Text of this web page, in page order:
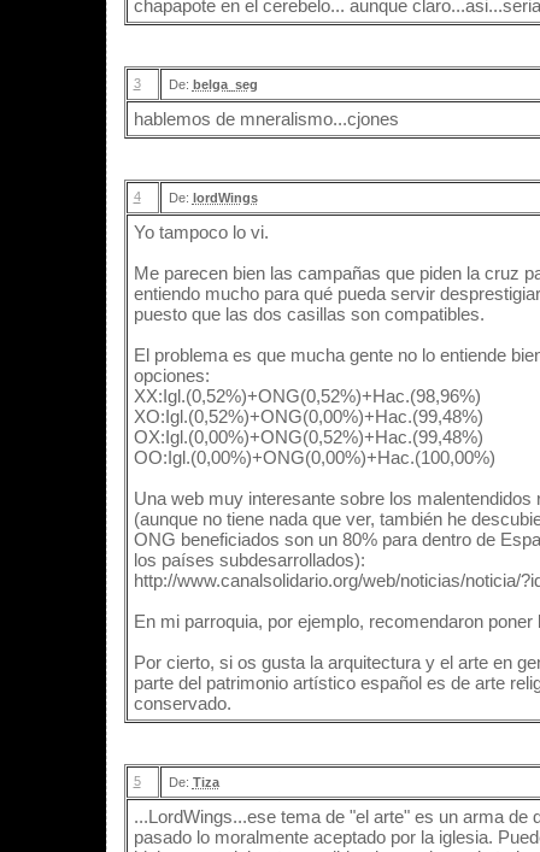
chapapote en el cerebelo... aunque
3 De: belga_seg
hablemos de mneralismo...cjones
4 De: lordWings
Yo tampoco lo vi.
Me parecen bien las campañas que piden la cruz
entiendo mucho para qué pueda servir
puesto que las dos casillas son compatibles.
El problema es que mucha gente no lo entiende
opciones:
XX:Igl.(0,52%)+ONG(0,52%)+Hac.(98,96%)
XO:Igl.(0,52%)+ONG(0,00%)+Hac.(99,48%)
OX:Igl.(0,00%)+ONG(0,52%)+Hac.(99,48%)
OO:Igl.(0,00%)+ONG(0,00%)+Hac.(100,00%)
Una web muy interesante sobre los malentendidos
(aunque no tiene nada que ver, también he
ONG beneficiados son un 80% para dentro de
los países subdesarrollados):
http://www.canalsolidario.org/web/noticias/noticia/
En mi parroquia, por ejemplo, recomendaron
Por cierto, si os gusta la arquitectura y el arte en
parte del patrimonio artístico español es de arte
conservado.
5 De: Tiza
...LordWings...ese tema de "el arte" es un arma de
pasado lo moralmente aceptado por la iglesia.